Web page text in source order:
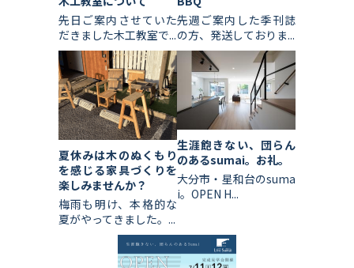
先日ご案内させていた
だきました木工教室で...
先週ご案内した季刊誌
の方、発送しておりま...
夏休みは木のぬくもり
を感じる家具づくりを
楽しみませんか？
梅雨も明け、本格的な
夏がやってきました。...
生涯飽きない、団らん
のあるsumai。お礼。
大分市・星和台のsuma
i。OPEN H...